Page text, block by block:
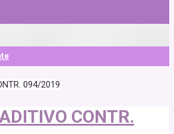
094/2019
CONTR.